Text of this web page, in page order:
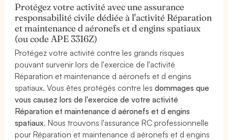
Protégez votre activité avec une assurance
responsabilité civile dédiée à l'activité Réparation
et maintenance d aéronefs et d engins spatiaux
(ou code APE 3316Z)
Protégez votre activité contre les grands risques
pouvant survenir lors de l'exercice de l'activité
Réparation et maintenance d aéronefs et d engins
spatiaux. Vous êtes protégés contre lesdommages que
vous causez lors de l'exercice de votre activité
Réparation et maintenance d aéronefs et d engins
spatiaux. Nous trouvons l'assurance RC professionnelle
pour Réparation et maintenance d aéronefs et d engins